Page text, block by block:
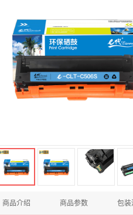
商品介绍 商品参数 包装